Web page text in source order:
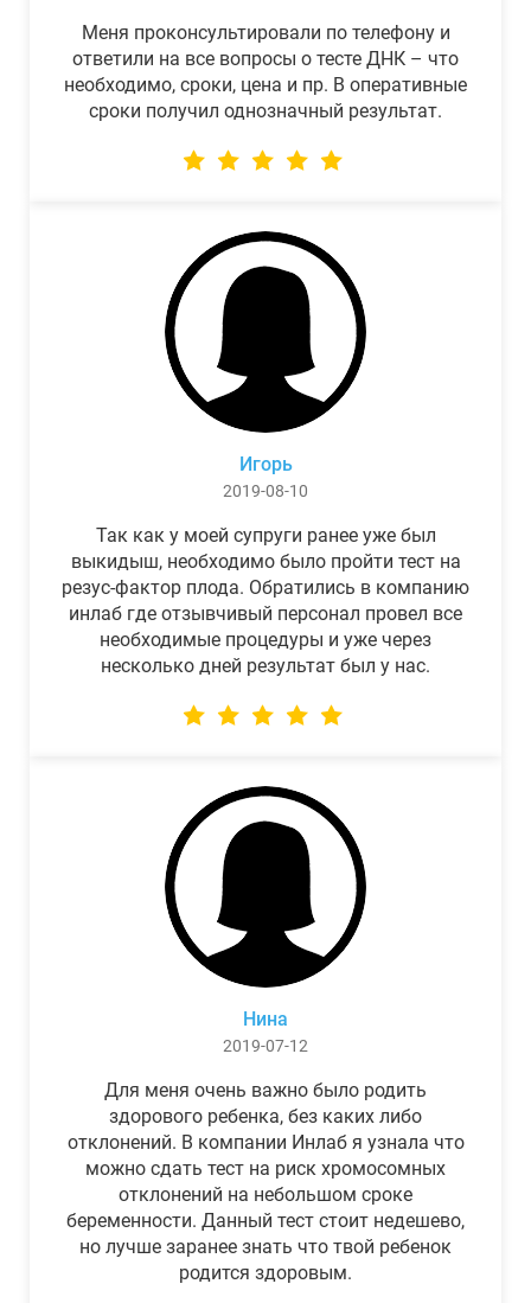
Меня проконсультировали по телефону и
ответили на все вопросы о тесте ДНК – что
необходимо, сроки, цена и пр. В оперативные
сроки получил однозначный результат.
Игорь
2019-08-10
Так как у моей супруги ранее уже был
выкидыш, необходимо было пройти тест на
резус-фактор плода. Обратились в компанию
инлаб где отзывчивый персонал провел все
необходимые процедуры и уже через
несколько дней результат был у нас.
Нина
2019-07-12
Для меня очень важно было родить
здорового ребенка, без каких либо
отклонений. В компании Инлаб я узнала что
можно сдать тест на риск хромосомных
отклонений на небольшом сроке
беременности. Данный тест стоит недешево,
но лучше заранее знать что твой ребенок
родится здоровым.